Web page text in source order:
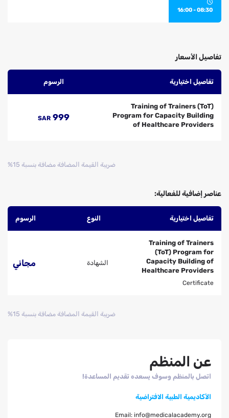
08:30 - 16:00
تفاصيل الأسعار
تفاصيل اختيارية الرسوم
Training of Trainers (ToT)
Program for Capacity Building
of Healthcare Providers
999
SAR
ضريبة القيمة المضافة مضافة بنسبة 15%
عناصر إضافية للفعالية:
تفاصيل اختيارية النوع الرسوم
Training of Trainers
(ToT) Program for
Capacity Building of
Healthcare Providers
Certificate
الشهادة مجاني
ضريبة القيمة المضافة مضافة بنسبة 15%
عن المنظم
اتصل بالمنظم وسوف يسعده تقديم المساعدة!
الأكاديمية الطبية الافتراضية
Email: info@medicalacademy.org